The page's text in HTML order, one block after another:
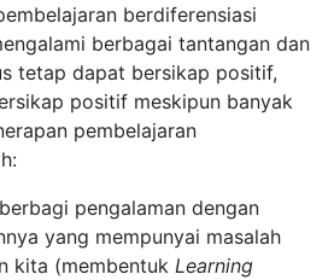
berdiferensiasi
berbagai tantangan dan
tetap dapat bersikap positif,
positif meskipun banyak
pembelajaran
pengalaman dengan
yang mempunyai masalah
kita (membentuk Learning